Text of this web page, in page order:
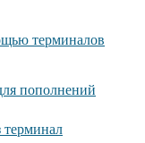
терминалов
пополнений
терминал